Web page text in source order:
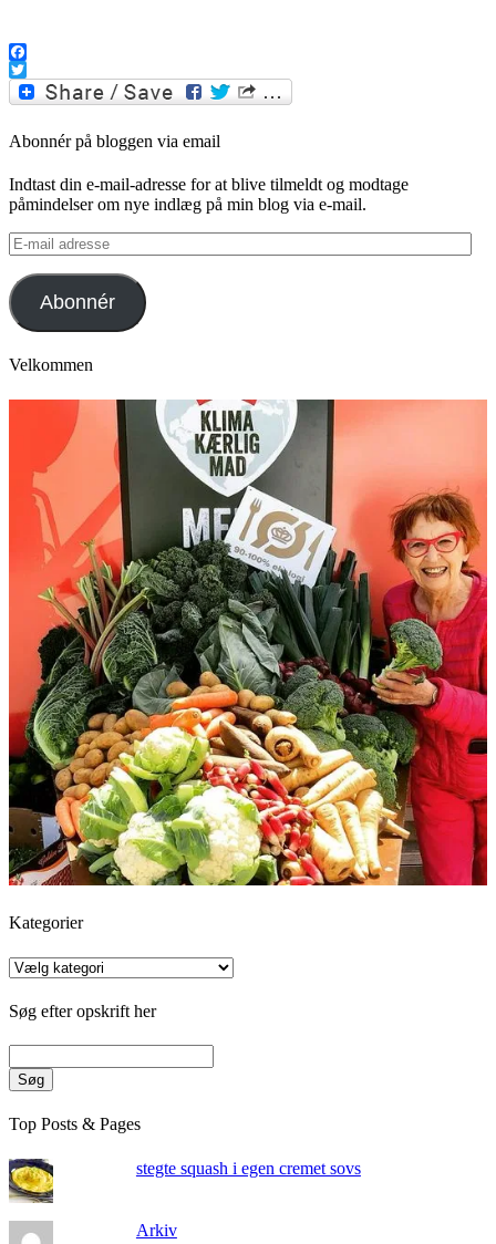
Facebook
Twitter
Abonnér på bloggen via email
Indtast din e-mail-adresse for at blive tilmeldt og modtage
påmindelser om nye indlæg på min blog via e-mail.
E-
mail
adresse
Abonnér
Velkommen
Kategorier
Kategorier
Søg efter opskrift her
Søg
Top Posts & Pages
stegte squash i egen cremet sovs
Arkiv